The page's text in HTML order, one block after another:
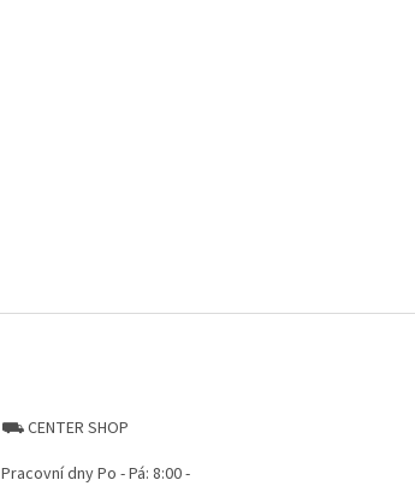
⛟ CENTER SHOP
Pracovní dny Po - Pá: 8:00 -